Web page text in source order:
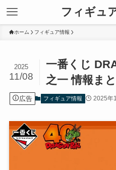
フィギュ
ホーム フィギュア情報
一番くじ
之一 情報ま
2025
11/08
広告 フィギュア情報 2025年